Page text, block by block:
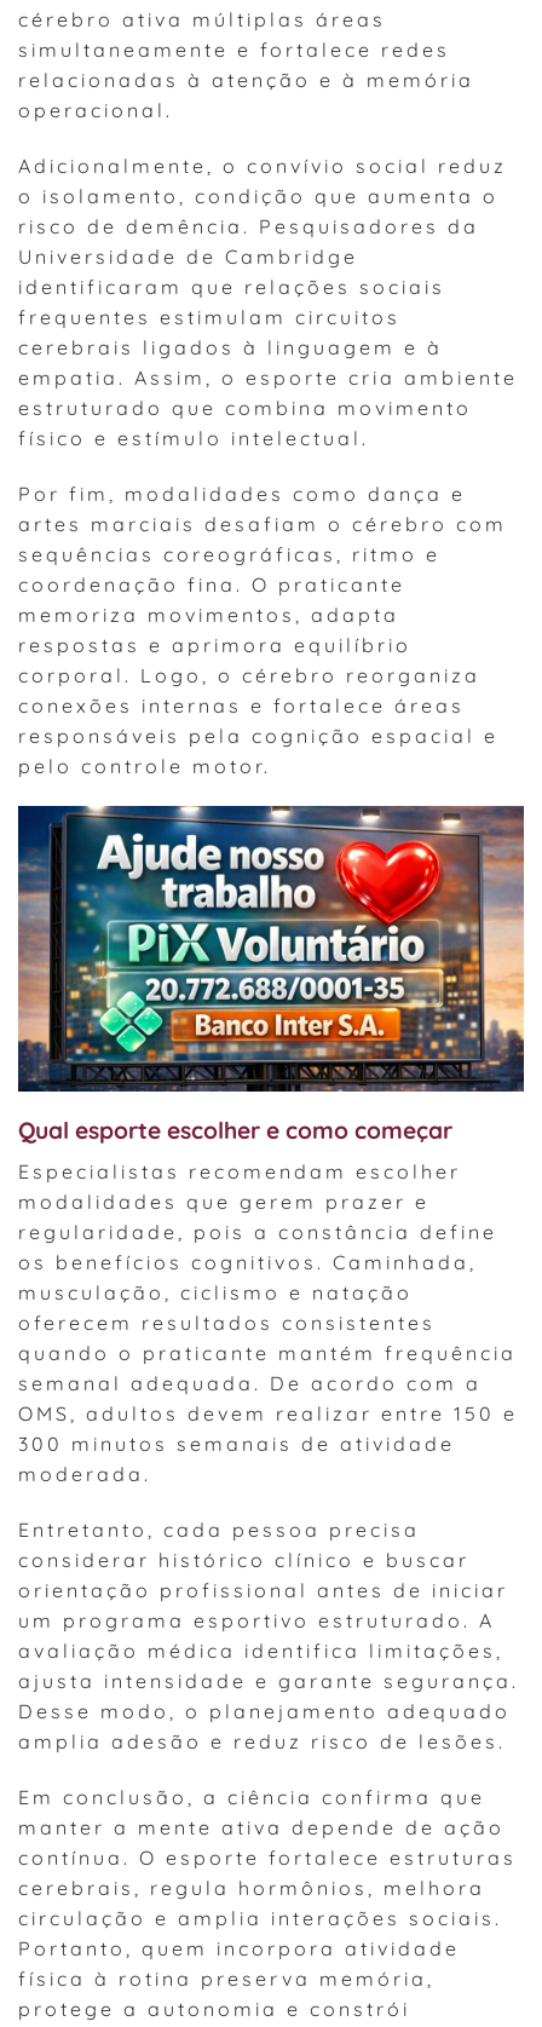
cérebro ativa múltiplas áreas
simultaneamente e fortalece redes
relacionadas à atenção e à memória
operacional.
Adicionalmente, o convívio social reduz
o isolamento, condição que aumenta o
risco de demência. Pesquisadores da
Universidade de Cambridge
identificaram que relações sociais
frequentes estimulam circuitos
cerebrais ligados à linguagem e à
empatia. Assim, o esporte cria ambiente
estruturado que combina movimento
físico e estímulo intelectual.
Por fim, modalidades como dança e
artes marciais desafiam o cérebro com
sequências coreográficas, ritmo e
coordenação fina. O praticante
memoriza movimentos, adapta
respostas e aprimora equilíbrio
corporal. Logo, o cérebro reorganiza
conexões internas e fortalece áreas
responsáveis pela cognição espacial e
pelo controle motor.
Qual esporte escolher e como começar
Especialistas recomendam escolher
modalidades que gerem prazer e
regularidade, pois a constância define
os benefícios cognitivos. Caminhada,
musculação, ciclismo e natação
oferecem resultados consistentes
quando o praticante mantém frequência
semanal adequada. De acordo com a
OMS, adultos devem realizar entre 150 e
300 minutos semanais de atividade
moderada.
Entretanto, cada pessoa precisa
considerar histórico clínico e buscar
orientação profissional antes de iniciar
um programa esportivo estruturado. A
avaliação médica identifica limitações,
ajusta intensidade e garante segurança.
Desse modo, o planejamento adequado
amplia adesão e reduz risco de lesões.
Em conclusão, a ciência confirma que
manter a mente ativa depende de ação
contínua. O esporte fortalece estruturas
cerebrais, regula hormônios, melhora
circulação e amplia interações sociais.
Portanto, quem incorpora atividade
física à rotina preserva memória,
protege a autonomia e constrói